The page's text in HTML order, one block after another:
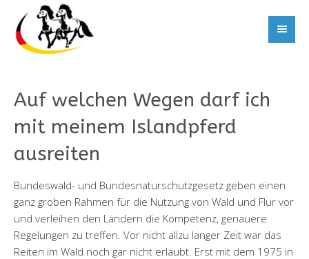
Auf welchen Wegen darf ich
mit meinem Islandpferd
ausreiten
Bundeswald- und Bundesnaturschutzgesetz geben einen
ganz groben Rahmen für die Nutzung von Wald und Flur vor
und verleihen den Ländern die Kompetenz, genauere
Regelungen zu treffen. Vor nicht allzu langer Zeit war das
Reiten im Wald noch gar nicht erlaubt. Erst mit dem 1975 in